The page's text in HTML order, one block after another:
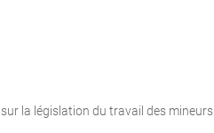
la législation du travail des mineurs